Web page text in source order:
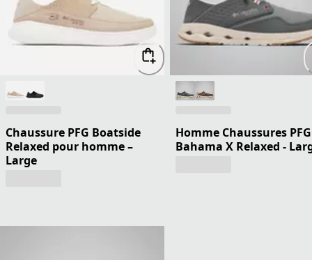
Chaussure PFG Boatside
Relaxed pour homme –
Large
Homme Chaussures PFG
Bahama X Relaxed -